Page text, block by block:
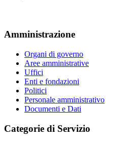
Amministrazione
Organi di governo
Aree amministrative
Uffici
Enti e fondazioni
Politici
Personale amministrativo
Documenti e Dati
Categorie di Servizio